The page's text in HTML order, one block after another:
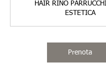
3
0
m
n
u
t
HAIR RINO
ESTETICA
Prenota